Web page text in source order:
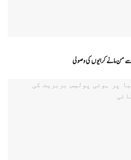
سے من مانے کرایوں کی وصولی